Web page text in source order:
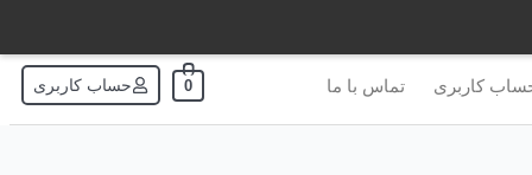
کاربری تماس با ما 0 حساب کاربری